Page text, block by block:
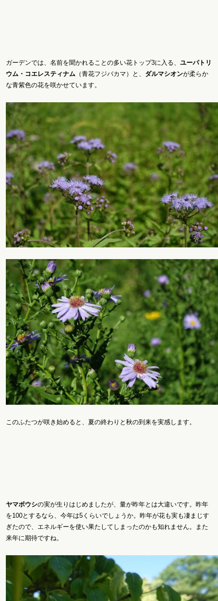
ガーデンでは、名前を聞かれることの多い花トップ3に入る、 ユーパトリ
ウム・コエレスティナム （青花フジバカマ）と、 ダルマシオンが柔らか
な青紫色の花を咲かせています。
このふたつが咲き始めると、夏の終わりと秋の到来を実感します。
ヤマボウシの実が生りはじめましたが、量が昨年とは大違いです。昨年
を100とするなら、今年は5くらいでしょうか。昨年が花も実も凄まじす
ぎたので、エネルギーを使い果たしてしまったのかも知れません。また
来年に期待ですね。